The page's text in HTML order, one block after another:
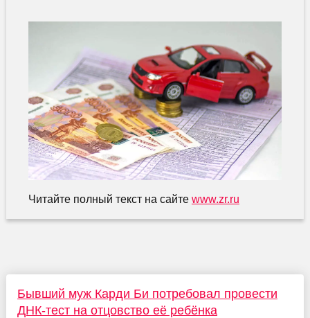
Читайте полный текст на сайте www.zr.ru
Бывший муж Карди Би потребовал провести
ДНК-тест на отцовство её ребёнка